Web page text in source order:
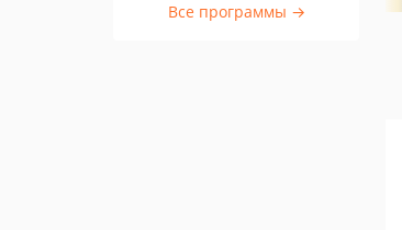
Все программы →